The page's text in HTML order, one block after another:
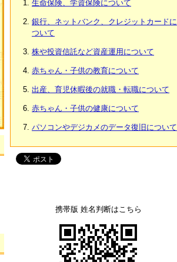
生命保険、学資保険について
銀行、ネットバンク、クレジットカードに
ついて
株や投資信託など資産運用について
赤ちゃん・子供の教育について
出産、育児休暇後の就職・転職について
赤ちゃん・子供の健康について
パソコンやデジカメのデータ復旧について
携帯版 姓名判断はこちら